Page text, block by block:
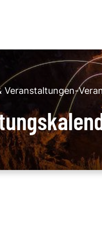
Veranstaltungen-